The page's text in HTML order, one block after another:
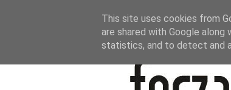
This site uses cookies from
are shared with Google
statistics, and to detect and